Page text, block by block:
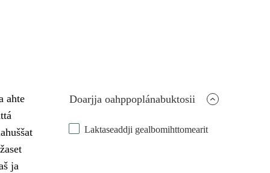
Doarjja oahppoplánabuktosii
Laktaseaddji gealbomihttomearit
ahte
ja